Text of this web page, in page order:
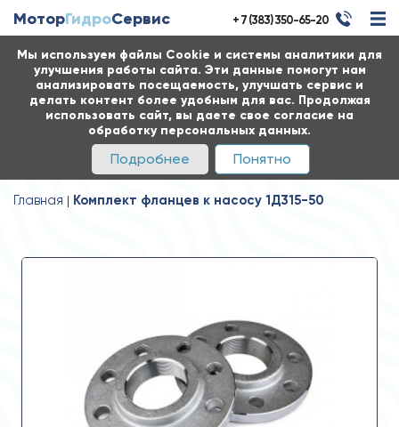
Мы используем файлы Cookie и системы аналитики для
улучшения работы сайта. Эти данные помогут нам
анализировать посещаемость, улучшать сервис и
делать контент более удобным для вас. Продолжая
использовать сайт, вы даете свое согласие на
обработку персональных данных.
Подробнее Понятно
МоторГидроСервис + 7 (383) 350-65-20
Главная Комплект фланцев к насосу 1Д315-50